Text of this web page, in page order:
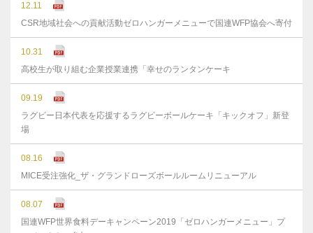
12.11
CSR地域社会への貢献活動ゼロハンガーメニューで国連WFP協会へ寄付
10.31
高校生が取り組む企業授業連携「幸せのランタンケーキ
09.19
ラグビー日本代表を応援するラグビーボールケーキ「キックオフ」新登
場
08.16
MICE受注強化_ザ・グランドローズボールルームリニューアル
08.07
国連WFP世界食料デーキャンペーン2019「ゼロハンガーメニュー」プ